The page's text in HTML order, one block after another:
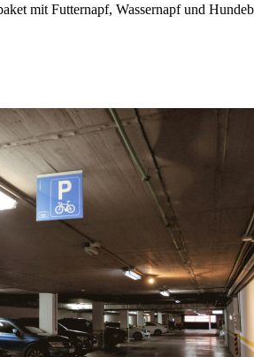
mit Futternapf, Wassernapf und